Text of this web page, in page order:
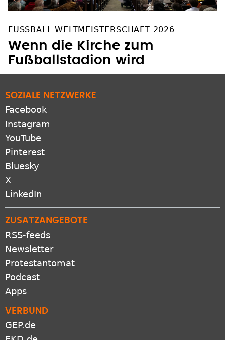
FUSSBALL-WELTMEISTERSCHAFT 2026
Wenn die Kirche zum
Fußballstadion wird
SOZIALE NETZWERKE
Facebook
Instagram
YouTube
Pinterest
Bluesky
X
LinkedIn
ZUSATZANGEBOTE
RSS-feeds
Newsletter
Protestantomat
Podcast
Apps
VERBUND
GEP.de